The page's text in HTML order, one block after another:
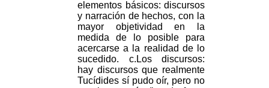
elementos básicos: discursos
y narración de hechos, con la
mayor objetividad en la
medida de lo posible para
acercarse a la realidad de lo
sucedido. c.Los discursos:
hay discursos que realmente
Tucídides sí pudo oír, pero no